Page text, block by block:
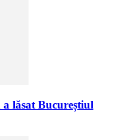
lăsat Bucureștiul